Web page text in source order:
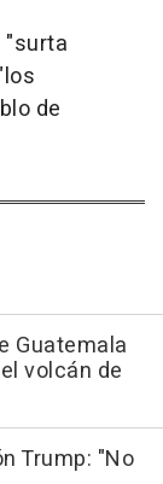
"surta
de
Guatemala
volcán de
Trump: "No